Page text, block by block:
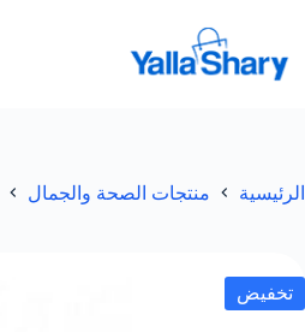
المحتوى
الرئيسية منتجات الصحة والجمال
تخفيض